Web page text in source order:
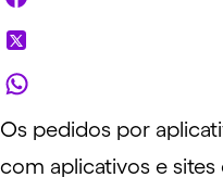
Os pedidos por
com aplicativos e